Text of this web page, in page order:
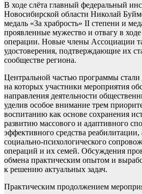
В ходе слёта главный федеральный
Новосибирской области Николай
медаль «За храбрость» II степени и
проявленные мужество и отвагу в
операции. Новые члены Ассоциации
удостоверения, подтверждающие их
сообществе региона.
Центральной частью программы
на которых участники мероприятия
направления деятельности
уделив особое внимание трем
воспитанию как основе сохранения
развитию массового и адаптивного
эффективного средства
социально-психологического
операций и их семей. Обсуждения
обмена практическим опытом и
к решению актуальных задач.
Практическим продолжением